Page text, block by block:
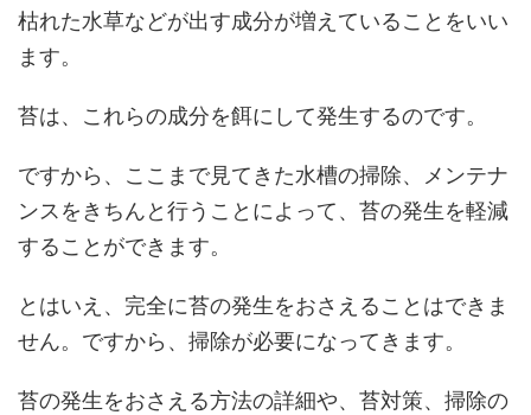
枯れた水草などが出す成分が増えていることをいい
ます。
苔は、これらの成分を餌にして発生するのです。
ですから、ここまで見てきた水槽の掃除、メンテナ
ンスをきちんと行うことによって、苔の発生を軽減
することができます。
とはいえ、完全に苔の発生をおさえることはできま
せん。ですから、掃除が必要になってきます。
苔の発生をおさえる方法の詳細や、苔対策、掃除の